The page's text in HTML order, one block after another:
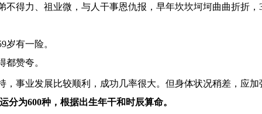
得力、祖业微，与人干事恩仇报，早年坎坎坷坷曲曲折折，
有一险。
赞夸。
事业发展比较顺利，成功几率很大。但身体状况稍差，应加
分为600种，根据出生年干和时辰算命。